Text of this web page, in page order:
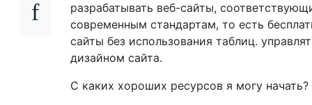
разрабатывать веб-сайты,
современным стандартам, то есть
сайты без использования таблиц.
дизайном сайта.
С каких хороших ресурсов я могу начать?